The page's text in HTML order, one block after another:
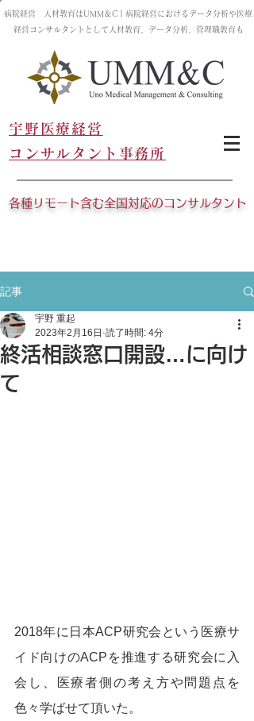
病院経営 人材教育はUMM＆C｜病院経営におけるデータ分析や医療
経営コンサルタントとして人材教育、データ分析、管理職教育も
宇野医療経営
コンサルタント事務所
各種リモート含む全国対応のコンサルタント
記事
終活相談窓口開設…に向け
て
宇野 重起
2023年2月16日 読了時間: 4分
2018年に日本ACP研究会という医療サ
イド向けのACPを推進する研究会に入
会し、医療者側の考え方や問題点を
色々学ばせて頂いた。